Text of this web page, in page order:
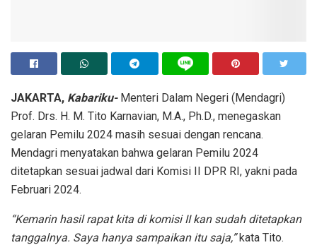
JAKARTA, Kabariku-Menteri Dalam Negeri (Mendagri)
Prof. Drs. H. M. Tito Karnavian, M.A., Ph.D., menegaskan
gelaran Pemilu 2024 masih sesuai dengan rencana.
Mendagri menyatakan bahwa gelaran Pemilu 2024
ditetapkan sesuai jadwal dari Komisi II DPR RI, yakni pada
Februari 2024.
“Kemarin hasil rapat kita di komisi II kan sudah ditetapkan
tanggalnya. Saya hanya sampaikan itu saja,”kata Tito.